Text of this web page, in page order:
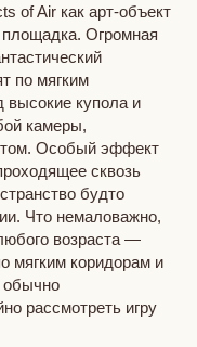
of Air как арт-объект
площадка. Огромная
по мягким
высокие купола и
камеры,
Особый эффект
сквозь
будто
Что немаловажно,
возраста —
мягким коридорам и
обычно
рассмотреть игру